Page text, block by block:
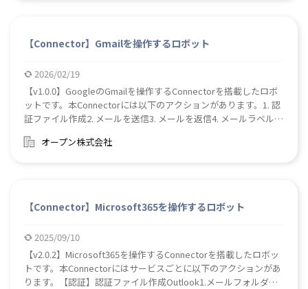
【Connector】Gmailを操作するロボット
2026/02/19
【v1.0.0】GoogleのGmailを操作するConnectorを搭載したロボ
ットです。本Connectorには以下のアクションがあります。1. 認
証ファイル作成2. メールを送信3. メールを返信4. メールラベル情
7. 特定スレッドのラベル編集8. すべてのメールのリスト取得9. 特
オープン株式会社
【Connector】Microsoft365を操作するロボット
2025/09/10
【v2.0.2】Microsoft365を操作するConnectorを搭載したロボッ
トです。本Connectorにはサービスごとに以下のアクションがあ
ります。【認証】認証ファイル作成Outlook1.メールフォルダ情